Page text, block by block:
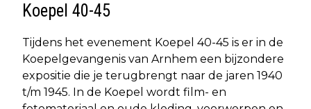
Koepel 40-45
Tijdens het evenement Koepel 40-45 is er in de
Koepelgevangenis van Arnhem een bijzondere
expositie die je terugbrengt naar de jaren 1940
t/m 1945. In de Koepel wordt film- en